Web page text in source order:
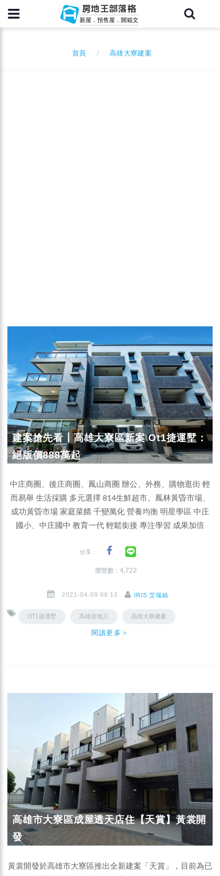
房地王部落格
新屋．預售屋．開箱文
首頁 高雄大寮建案
建案搶先看┃高雄大寮區新案 Ot1捷運墅：
絕版價888萬起
中庄商圈、後庄商圈、鳳山商圈 辦公、外務、購物逛街 輕
而易舉 生活採購 多元選擇 814生鮮超市、鳳林黃昏市場、
成功黃昏市場 家庭菜餚 千變萬化 營養均衡 明星學區 中庄
國小、中庄國中 教育一代 輕鬆銜接 專注學習 成果加倍
分享：
瀏覽數 : 4,722
2021-04-09 08:13 IRIS 艾瑞絲
OT1捷運墅 高雄房地王 高雄大寮建案
閱讀更多＞
高雄市大寮區成屋透天店住【天賞】黃裳開
發
黃裳開發於高雄市大寮區推出全新建案「天賞」，目前為已